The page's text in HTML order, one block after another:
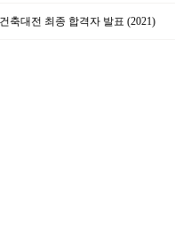
축대전 최종 합격자 발표 (2021)